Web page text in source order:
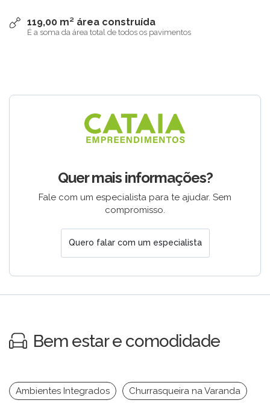
119,00 m² área construída
É a soma da área total de todos os pavimentos
Quer mais informações?
Fale com um especialista para te ajudar. Sem
compromisso.
Quero falar com um especialista
Bem estar e comodidade
Ambientes Integrados Churrasqueira na Varanda